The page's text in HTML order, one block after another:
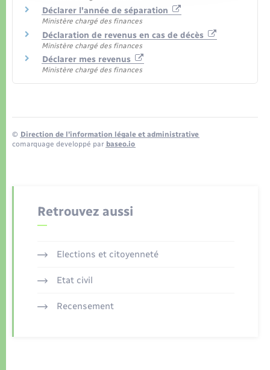
Déclarer l'année de séparation
Ministère chargé des finances
Déclaration de revenus en cas de décès
Ministère chargé des finances
Déclarer mes revenus
Ministère chargé des finances
© Direction de l’information légale et administrative
comarquage developpé par baseo.io
Retrouvez aussi
Elections et citoyenneté
Etat civil
Recensement